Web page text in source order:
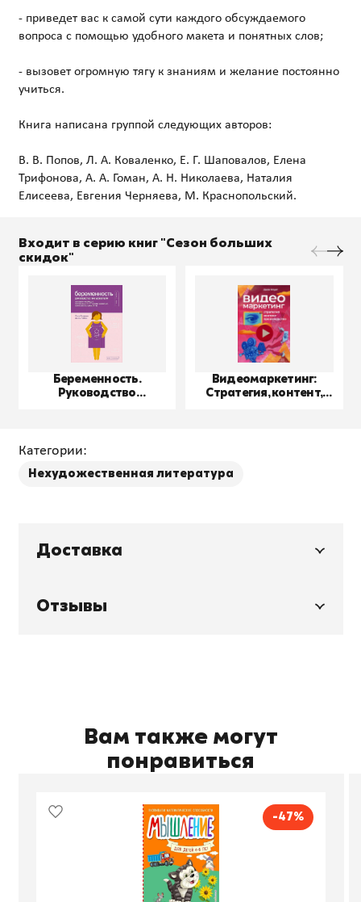
- приведет вас к самой сути каждого обсуждаемого
вопроса с помощью удобного макета и понятных слов;
- вызовет огромную тягу к знаниям и желание постоянно
учиться.
Книга написана группой следующих авторов:
В. В. Попов, Л. А. Коваленко, Е. Г. Шаповалов, Елена
Трифонова, А. А. Гоман, А. Н. Николаева, Наталия
Входит в серию книг "Сезон больших
скидок"
Беременность.
Руководство
Видеомаркетинг:
Стратегия, контент,
Категории:
Нехудожественная литература
Доставка
Отзывы
Вам также могут
понравиться
-47%